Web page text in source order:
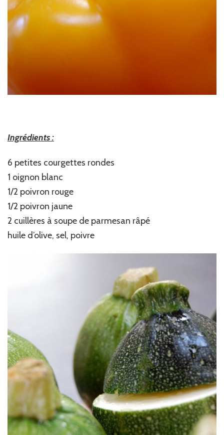
Ingrédients :
6 petites courgettes rondes
1 oignon blanc
1/2 poivron rouge
1/2 poivron jaune
2 cuillères à soupe de parmesan râpé
huile d’olive, sel, poivre